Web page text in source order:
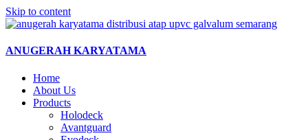
Skip to content
ANUGERAH KARYATAMA
Home
About Us
Products
Holodeck
Avantguard